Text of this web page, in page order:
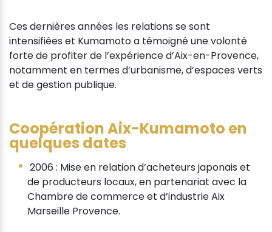
Ces dernières années les relations se sont
intensifiées et Kumamoto a témoigné une volonté
forte de profiter de l’expérience d’Aix-en-Provence,
notamment en termes d’urbanisme, d’espaces verts
et de gestion publique.
Coopération Aix-Kumamoto en
quelques dates
2006 : Mise en relation d’acheteurs japonais et
de producteurs locaux, en partenariat avec la
Chambre de commerce et d’industrie Aix
Marseille Provence.